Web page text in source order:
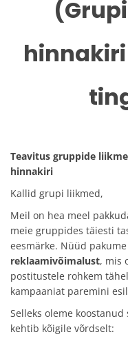
Teavitus gruppide
hinnakiri
Kallid grupi liikmed,
Meil on hea meel
meie gruppides täiesti
eesmärke. Nüüd pakume
reklaamivõimalust, mis
postitustele rohkem
kampaaniat paremini
Selleks oleme
kehtib kõigile võrdselt: